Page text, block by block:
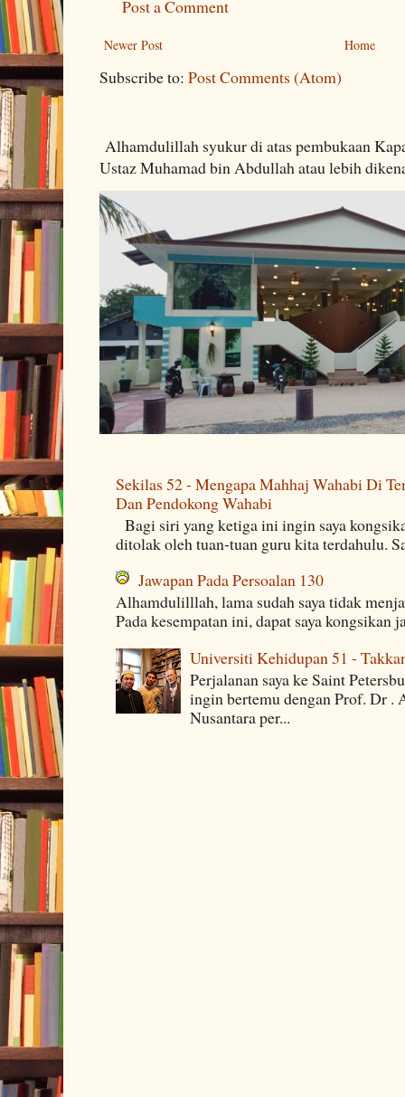
Post a Comment
Newer Post Home
Subscribe to: Post Comments (Atom)
Alhamdulillah syukur di atas pembukaan
Ustaz Muhamad bin Abdullah atau lebih
Sekilas 52 - Mengapa Mahhaj Wahabi Di
Dan Pendokong Wahabi
Bagi siri yang ketiga ini ingin saya
ditolak oleh tuan-tuan guru kita terdahulu.
Jawapan Pada Persoalan 130
Alhamdulilllah, lama sudah saya tidak
Pada kesempatan ini, dapat saya kongsikan
Universiti Kehidupan 51 -
Perjalanan saya ke Saint
ingin bertemu dengan Prof. Dr
Nusantara per...